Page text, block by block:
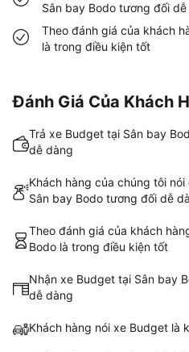
Sân bay Bodo tương đối
Theo đánh giá của khách
là trong điều kiện tốt
Đánh Giá Của Khách
Trả xe Budget tại Sân bay
dễ dàng
Khách hàng của chúng tôi
Sân bay Bodo tương đối dễ
Theo đánh giá của khách
Bodo là trong điều kiện tốt
Nhận xe Budget tại Sân bay
dễ dàng
Khách hàng nói xe Budget là